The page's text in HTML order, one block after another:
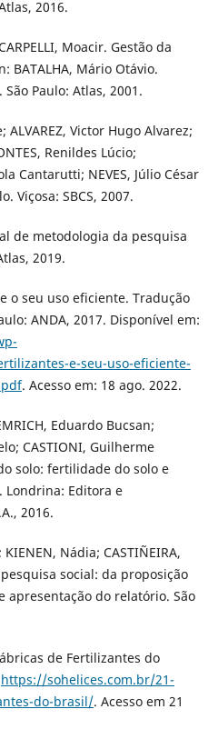
2016.
Moacir. Gestão da
BATALHA, Mário Otávio.
Paulo: Atlas, 2001.
Victor Hugo Alvarez;
Renildes Lúcio;
Cantarutti; NEVES, Júlio César
Viçosa: SBCS, 2007.
de metodologia da pesquisa
2019.
o seu uso eficiente. Tradução
ANDA, 2017. Disponível em:
e-seu-uso-eficiente-
. Acesso em: 18 ago. 2022.
Eduardo Bucsan;
CASTIONI, Guilherme
solo: fertilidade do solo e
Editora e
2016.
Nádia; CASTIÑEIRA,
social: da proposição
apresentação do relatório. São
de Fertilizantes do
https://sohelices.com.br/21-
do-brasil/. Acesso em 21